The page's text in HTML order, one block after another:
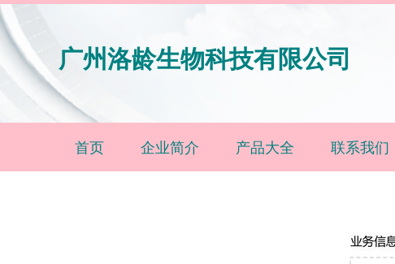
广州洛龄生物科技有限公司
首页 企业简介 产品大全 联系我们